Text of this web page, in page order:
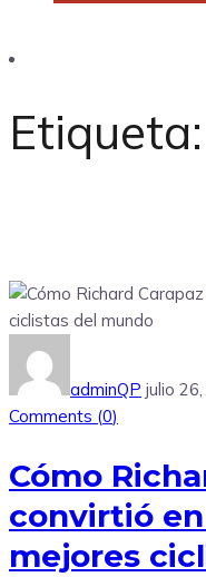
Etiqueta:
adminQP julio
Comments (0)
Cómo
convirtió
mejores